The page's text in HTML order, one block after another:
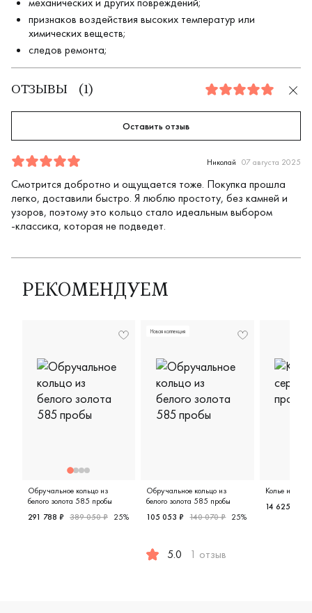
признаков воздействия высоких температур или
химических веществ;
следов ремонта;
ОТЗЫВЫ ( 1) 5.0
Оставить отзыв
Отзыв
1
5.0
5 Николай 07 августа 2025
Смотрится добротно и ощущается тоже. Покупка прошла
легко, доставили быстро. Я люблю простоту, без камней и
узоров, поэтому это кольцо стало идеальным выбором
-классика, которая не подведет.
РЕКОМЕНДУЕМ
Обручальное кольцо из
белого золота 585 пробы
Мужские, парные, белое золото 585 пробы,
291 788 ₽ 389 050 ₽ 25%
Новая коллекция
Обручальное кольцо из
белого золота 585 пробы
105 053 ₽ 140 070 ₽ 25%
5.0 1 отзыв
Колье из
14 625 ₽